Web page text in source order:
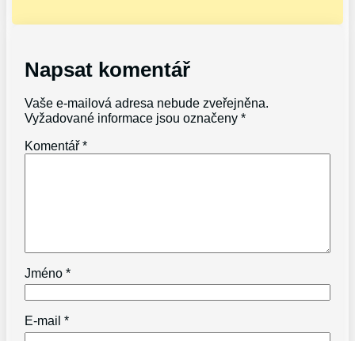
Napsat komentář
Vaše e-mailová adresa nebude zveřejněna.
Vyžadované informace jsou označeny*
Komentář*
Jméno*
E-mail*